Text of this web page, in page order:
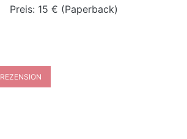
Preis: 15 € (Paperback)
REZENSION